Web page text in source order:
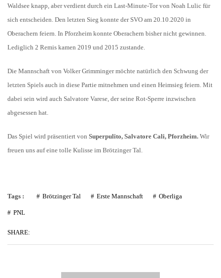
Waldsee knapp, aber verdient durch ein Last-Minute-Tor von Noah Lulic für
sich entscheiden. Den letzten Sieg konnte der SVO am 20.10.2020 in
Oberachern feiern. In Pforzheim konnte Oberachern bisher nicht gewinnen.
Lediglich 2 Remis kamen 2019 und 2015 zustande.
Die Mannschaft von Volker Grimminger möchte natürlich den Schwung der
letzten Spiels auch in diese Partie mitnehmen und einen Heimsieg feiern. Mit
dabei sein wird auch Salvatore Varese, der seine Rot-Sperre inzwischen
abgesessen hat.
Das Spiel wird präsentiert von Superpulito, Salvatore Cali, Pforzheim. Wir
freuen uns auf eine tolle Kulisse im Brötzinger Tal.
Tags : Brötzinger Tal Erste Mannschaft Oberliga
PNL
SHARE: